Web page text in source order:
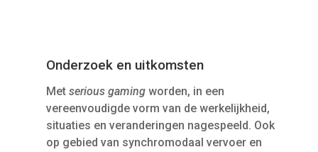
Onderzoek en uitkomsten
Met serious gamingworden, in een
vereenvoudigde vorm van de werkelijkheid,
situaties en veranderingen nagespeeld. Ook
op gebied van synchromodaal vervoer en